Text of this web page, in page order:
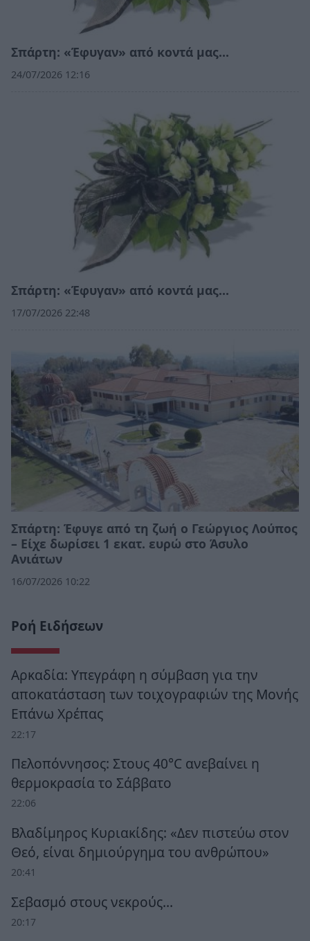
Σπάρτη: «Έφυγαν» από κοντά μας…
24/07/2026 12:16
Σπάρτη: «Έφυγαν» από κοντά μας…
17/07/2026 22:48
Σπάρτη: Έφυγε από τη ζωή ο Γεώργιος Λούπος
– Είχε δωρίσει 1 εκατ. ευρώ στο Άσυλο
Ανιάτων
16/07/2026 10:22
Ροή Ειδήσεων
Αρκαδία: Υπεγράφη η σύμβαση για την
αποκατάσταση των τοιχογραφιών της Μονής
Επάνω Χρέπας
22:17
Πελοπόννησος: Στους 40°C ανεβαίνει η
θερμοκρασία το Σάββατο
22:06
Βλαδίμηρος Κυριακίδης: «Δεν πιστεύω στον
Θεό, είναι δημιούργημα του ανθρώπου»
20:41
Σεβασμό στους νεκρούς…
20:17